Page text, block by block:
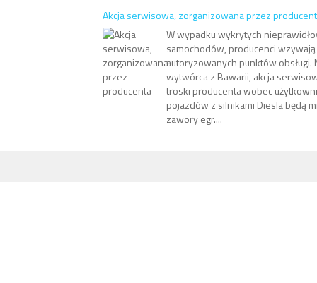
Akcja serwisowa, zorganizowana przez
W wypadku wykrytych
samochodów, producenci
autoryzowanych punktów obsługi.
wytwórca z Bawarii, akcja
troski producenta wobec
pojazdów z silnikami Diesla będą
zawory egr....